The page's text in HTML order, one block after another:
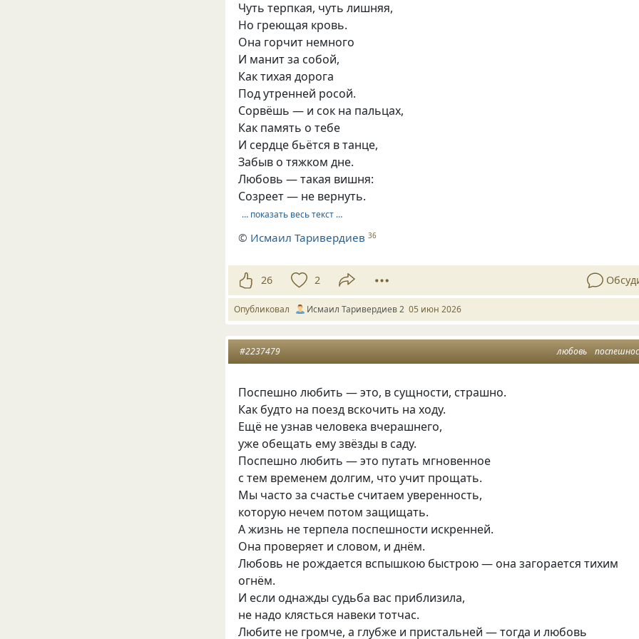
Чуть терпкая, чуть лишняя,
Но греющая кровь.
Она горчит немного
И манит за собой,
Как тихая дорога
Под утренней росой.
Сорвёшь — и сок на пальцах,
Как память о тебе
И сердце бьётся в танце,
Забыв о тяжком дне.
Любовь — такая вишня:
Созреет — не вернуть.
… показать весь текст …
© Исмаил Таривердиев 36
26 2
Опубликовал Исмаил Таривердиев 2 05 июн 2026
любовь
#2237479
Поспешно любить — это, в сущности, страшно.
Как будто на поезд вскочить на ходу.
Ещё не узнав человека вчерашнего,
уже обещать ему звёзды в саду.
Поспешно любить — это путать мгновенное
с тем временем долгим, что учит прощать.
Мы часто за счастье считаем уверенность,
которую нечем потом защищать.
А жизнь не терпела поспешности искренней.
Она проверяет и словом, и днём.
Любовь не рождается вспышкою быстрою — она загорается тихим
огнём.
И если однажды судьба вас приблизила,
не надо клясться навеки тотчас.
Любите не громче, а глубже и пристальней — тогда и любовь